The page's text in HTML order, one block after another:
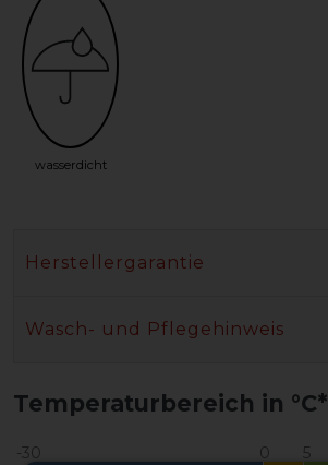
wasserdicht
Herstellergarantie
Wasch- und Pflegehinweis
Temperaturbereich in °C*